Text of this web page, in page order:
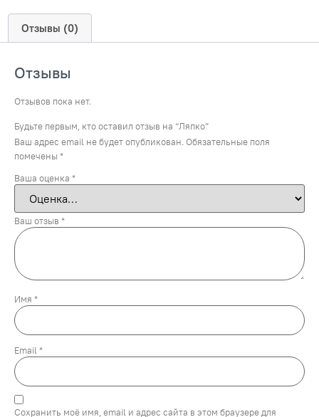
Отзывы (0)
Отзывы
Отзывов пока нет.
Будьте первым, кто оставил отзыв на “Ляпко”
Ваш адрес email не будет опубликован. Обязательные поля
помечены *
Ваша оценка *
Ваш отзыв *
Имя *
Email *
Сохранить моё имя, email и адрес сайта в этом браузере для